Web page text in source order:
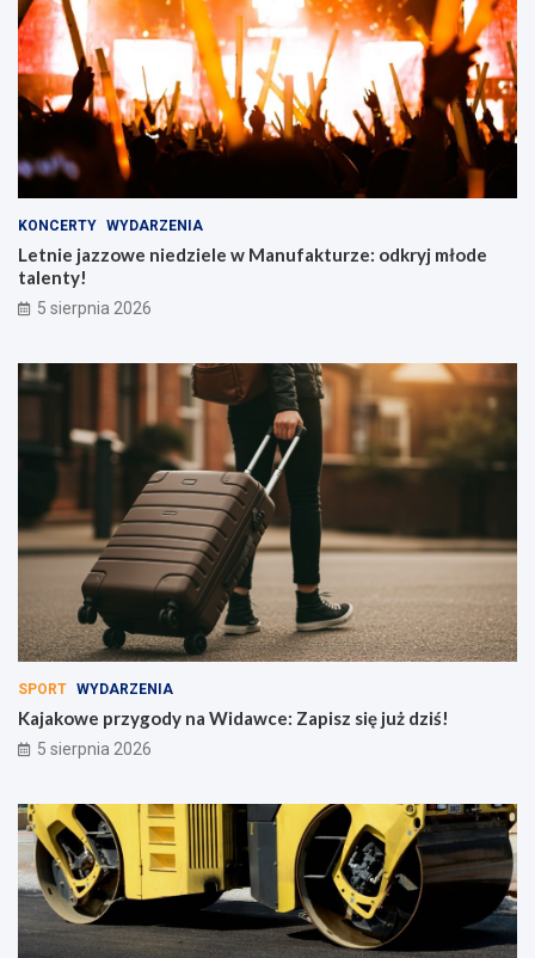
KONCERTY WYDARZENIA
Letnie jazzowe niedziele w Manufakturze: odkryj młode
talenty!
5 sierpnia 2026
SPORT WYDARZENIA
Kajakowe przygody na Widawce: Zapisz się już dziś!
5 sierpnia 2026